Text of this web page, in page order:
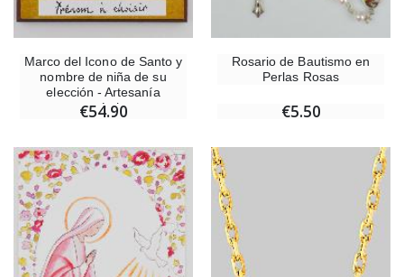
Marco del Icono de Santo y
nombre de niña de su
elección - Artesanía
monástica
€54.90
Rosario de Bautismo en
Perlas Rosas
€5.50